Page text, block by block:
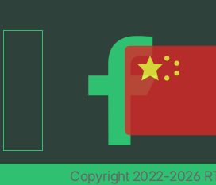
Copyright 2022-2026